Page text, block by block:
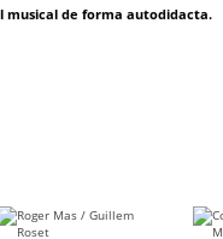
de forma autodidacta.